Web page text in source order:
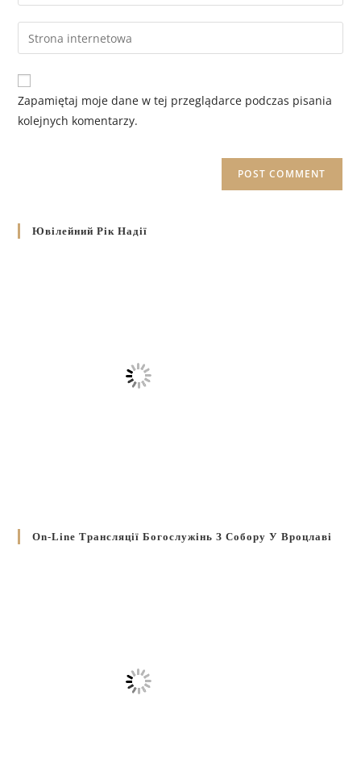
Zapamiętaj moje dane w tej przeglądarce podczas pisania
kolejnych komentarzy.
Ювілейний Рік Надії
On-Line Трансляції Богослужінь З Собору У Вроцлаві